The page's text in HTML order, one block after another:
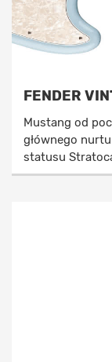
FENDER
Mustang od
głównego
statusu